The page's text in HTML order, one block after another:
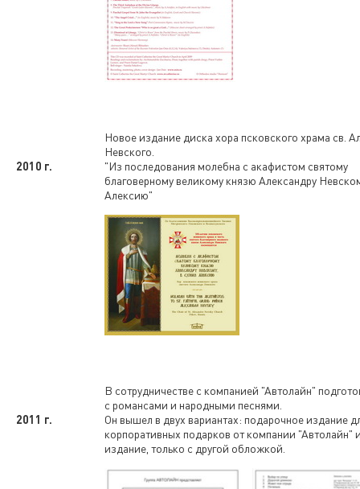
2010 г.
Новое издание диска хора псковского храма св.
Невского.
"Из последования молебна с акафистом святому
благоверному великому князю Александру
Алексию"
2011 г.
В сотрудничестве с компанией "Автолайн"
с романсами и народными песнями.
Он вышел в двух вариантах: подарочное издание
корпоративных подарков от компании "Автолайн"
издание, только с другой обложкой.